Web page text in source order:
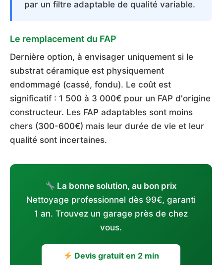
par un filtre adaptable de qualité variable.
Le remplacement du FAP
Dernière option, à envisager uniquement si le
substrat céramique est physiquement
endommagé (cassé, fondu). Le coût est
significatif : 1 500 à 3 000€ pour un FAP d'origine
constructeur. Les FAP adaptables sont moins
chers (300-600€) mais leur durée de vie et leur
qualité sont incertaines.
La bonne solution, au bon prix
Nettoyage professionnel dès 99€, garanti
1 an. Trouvez un garage près de chez
vous.
Devis gratuit en 2 min